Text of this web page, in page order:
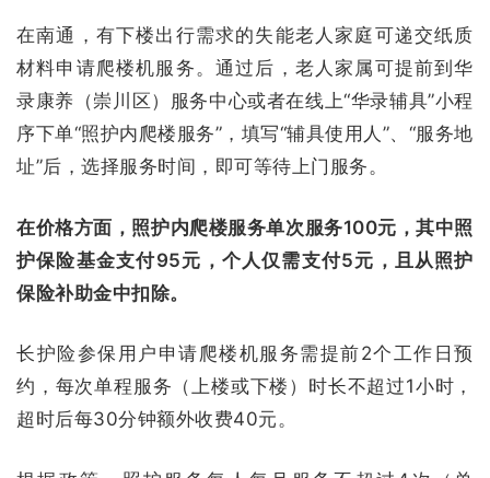
在南通，有下楼出行需求的失能老人家庭可递交纸质
材料申请爬楼机服务。通过后，老人家属可提前到华
录康养（崇川区）服务中心或者在线上“华录辅具”小程
序下单“照护内爬楼服务”，填写“辅具使用人”、“服务地
址”后，选择服务时间，即可等待上门服务。
在价格方面，照护内爬楼服务单次服务100元，其中照
护保险基金支付95元，个人仅需支付5元，且从照护
保险补助金中扣除。
长护险参保用户申请爬楼机服务需提前2个工作日预
约，每次单程服务（上楼或下楼）时长不超过1小时，
超时后每30分钟额外收费40元。